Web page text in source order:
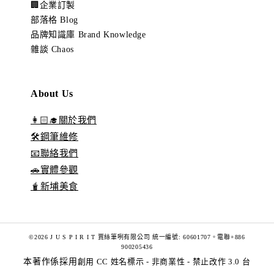
🏢企業訂製
部落格 Blog
品牌知識庫 Brand Knowledge
雜談 Chaos
About Us
👩🏻‍🎓關於我們
🛠️鋼筆維修
📧聯絡我們
🚗實體參觀
🧋新埔美食
©2026 J U S P I R I T 賈絲筆咧有限公司 統一編號: 60601707。電聯+886
900205436
本著作係採用 創用 CC 姓名標示 - 非商業性 - 禁止改作 3.0 台